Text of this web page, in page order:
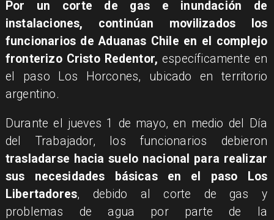
Por un corte de gas e inundación de
instalaciones, continúan movilizados los
funcionarios de Aduanas Chile en el complejo
fronterizo Cristo Redentor, específicamente en
el paso Los Horcones, ubicado en territorio
argentino.
Durante el jueves 1 de mayo, en medio del Día
del Trabajador, los funcionarios debieron
trasladarse hacia suelo nacional para realizar
sus necesidades básicas en el paso Los
Libertadores, debido al corte de gas y
problemas de agua por parte de la